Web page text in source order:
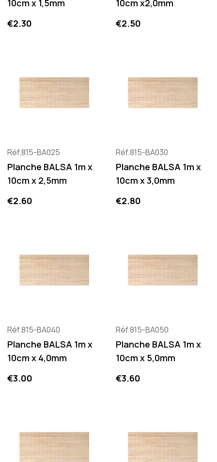
10cm x 1,5mm
Price
€2.30
10cm x2,0mm
Price
€2.50
Réf.815-BA025
Planche BALSA 1m x
10cm x 2,5mm
Price
€2.60
Réf.815-BA030
Planche BALSA 1m x
10cm x 3,0mm
Price
€2.80
Réf.815-BA040
Planche BALSA 1m x
10cm x 4,0mm
Price
€3.00
Réf.815-BA050
Planche BALSA 1m x
10cm x 5,0mm
Price
€3.60